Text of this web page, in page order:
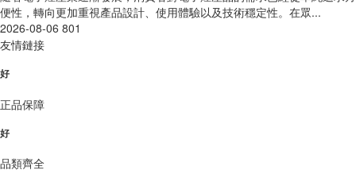
便性，轉向更加重視產品設計、使用體驗以及技術穩定性。在眾...
2026-08-06 801
友情鏈接
好
正品保障
好
品類齊全